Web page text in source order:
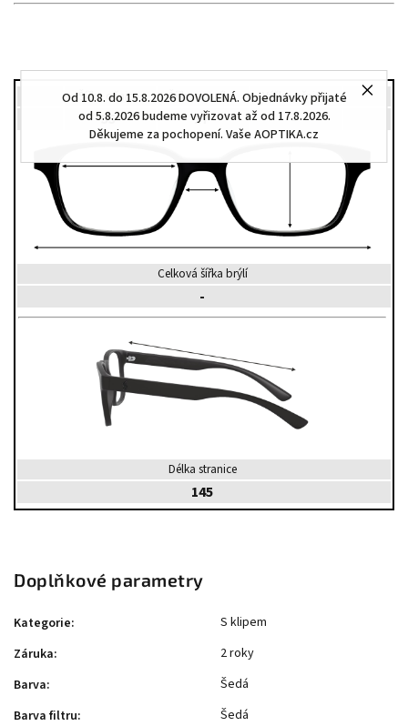
Od 10.8. do 15.8.2026 DOVOLENÁ. Objednávky přijaté
od 5.8.2026 budeme vyřizovat až od 17.8.2026.
Děkujeme za pochopení. Vaše AOPTIKA.cz
Šířka očnice Šířka nosníku Výška očnice
55 17 -
Celková šířka brýlí
-
Délka stranice
145
Doplňkové parametry
Kategorie:
S klipem
Záruka:
2 roky
Barva:
Šedá
Barva filtru:
Šedá